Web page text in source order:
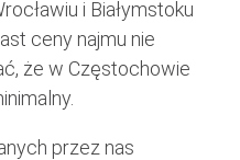
i Białymstoku
ceny najmu nie
że w Częstochowie
przez nas